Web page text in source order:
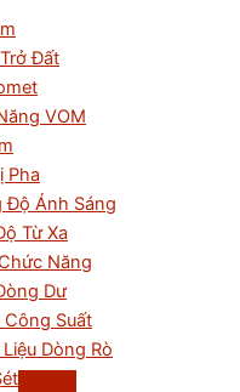
Đất
VOM
Pha
Độ Ánh Sáng
Từ Xa
Năng
Dư
Công Suất
Dòng Rò